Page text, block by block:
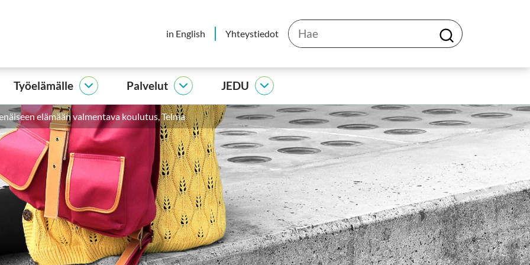
in English Yhteystiedot Hae
H
a
Työelämälle
Työelämälle
alasivut
Palvelut
Palvelut
alasivut
JEDU
JEDU
alasivut
elämään valmentava koulutus, Telma